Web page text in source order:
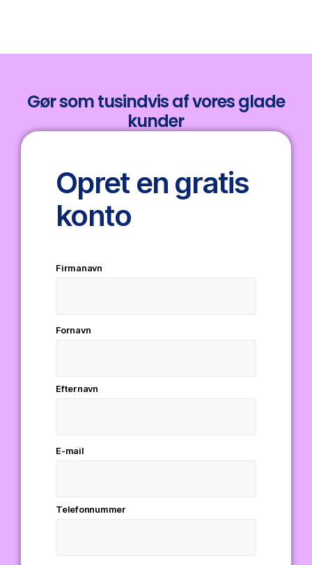
Gør som tusindvis af vores glade
kunder
Opret en gratis
konto
Firmanavn
Fornavn
Efternavn
E-mail
Telefonnummer